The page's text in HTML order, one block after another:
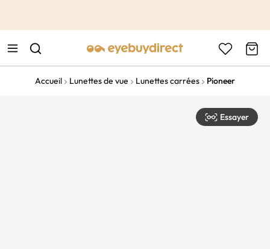
Accueil Lunettes de vue Lunettes carrées Pioneer
Essayer